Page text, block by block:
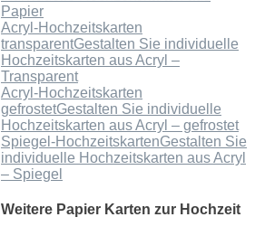
Papier
Acryl-Hochzeitskarten
transparentGestalten Sie individuelle
Hochzeitskarten aus Acryl –
Transparent
Acryl-Hochzeitskarten
gefrostetGestalten Sie individuelle
Hochzeitskarten aus Acryl – gefrostet
Spiegel-HochzeitskartenGestalten Sie
individuelle Hochzeitskarten aus Acryl
– Spiegel
Weitere Papier Karten zur Hochzeit